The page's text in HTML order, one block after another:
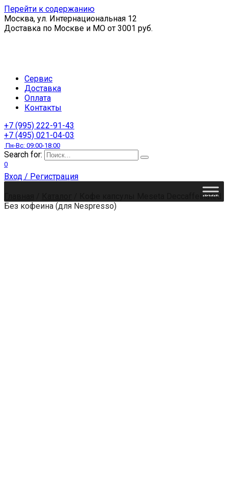
Перейти к содержанию
Москва, ул. Интернациональная 12
Доставка по Москве и МО от 3001 руб.
Сервис
Доставка
Оплата
Контакты
+7 (995) 222-91-43
+7 (495) 021-04-03
Пн-Вс: 09:00-18:00
Search for:
0
Вход / Регистрация
Кофе капсулы Meseta Deccaffeinated
Без кофеина (для Nespresso)